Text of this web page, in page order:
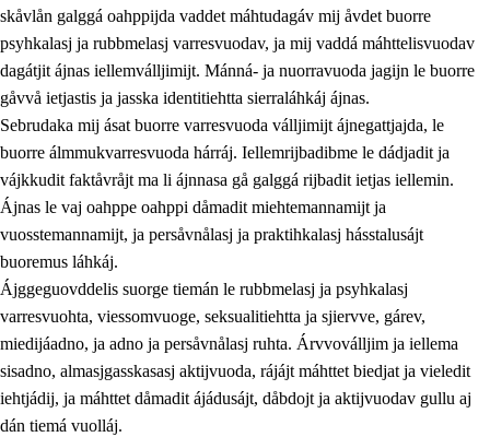
2. Prinsihpa oahppama, åvddånahttema ja ávddama hárráj
2.1 Sosiála oahppam ja åvddånibme
2.2 Máhtudahka fágáj hárráj
2.3 Vuodulasj tjehpudagá
2.4 Oahppat oahppat
Doaresfágalasj tiemá
skåvlån galggá oahppijda vaddet máhtudagáv mij åvdet buorre
psyhkalasj ja rubbmelasj varresvuodav, ja mij vaddá máhttelisvuodav
dagátjit ájnas iellemválljimijt. Mánná- ja nuorravuoda jagijn le buorre
gåvvå ietjastis ja jasska identitiehtta sierraláhkáj ájnas.
Sebrudaka mij ásat buorre varresvuoda válljimijt ájnegattjajda, le
buorre álmmukvarresvuoda hárráj. Iellemrijbadibme le dádjadit ja
vájkkudit faktåvråjt ma li ájnnasa gå galggá rijbadit ietjas iellemin.
Ájnas le vaj oahppe oahppi dåmadit miehtemannamijt ja
vuosstemannamijt, ja persåvnålasj ja praktihkalasj hásstalusájt
buoremus láhkáj.
Ájggeguovddelis suorge tiemán le rubbmelasj ja psyhkalasj
varresvuohta, viessomvuoge, seksualitiehtta ja sjiervve, gárev,
miedijáadno, ja adno ja persåvnålasj ruhta. Árvvoválljim ja iellema
sisadno, almasjgasskasasj aktijvuoda, rájájt máhttet biedjat ja vieledit
iehtjádij, ja máhttet dåmadit ájádusájt, dåbdojt ja aktijvuodav gullu aj
dán tiemá vuolláj.